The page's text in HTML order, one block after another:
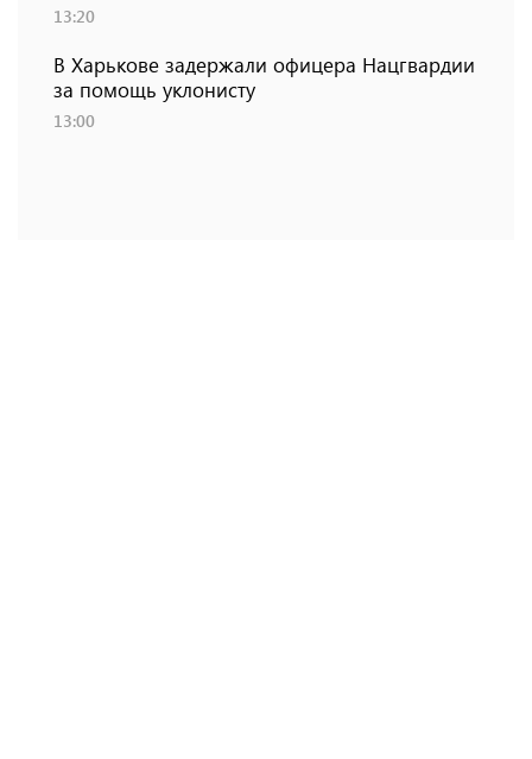
13:20
В Харькове задержали офицера Нацгвардии
за помощь уклонисту
13:00